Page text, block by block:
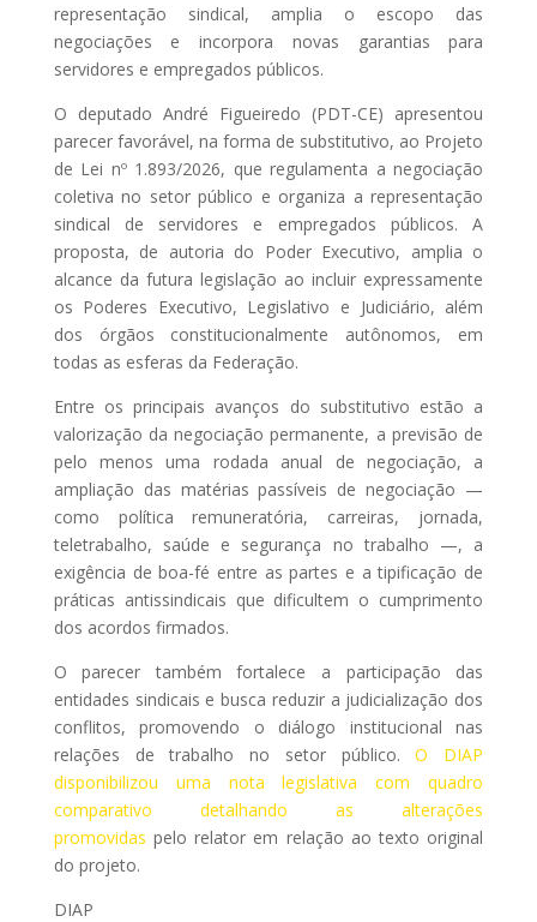
representação sindical, amplia o escopo das
negociações e incorpora novas garantias para
servidores e empregados públicos.
O deputado André Figueiredo (PDT-CE) apresentou
parecer favorável, na forma de substitutivo, ao Projeto
de Lei nº 1.893/2026, que regulamenta a negociação
coletiva no setor público e organiza a representação
sindical de servidores e empregados públicos. A
proposta, de autoria do Poder Executivo, amplia o
alcance da futura legislação ao incluir expressamente
os Poderes Executivo, Legislativo e Judiciário, além
dos órgãos constitucionalmente autônomos, em
todas as esferas da Federação.
Entre os principais avanços do substitutivo estão a
valorização da negociação permanente, a previsão de
pelo menos uma rodada anual de negociação, a
ampliação das matérias passíveis de negociação —
como política remuneratória, carreiras, jornada,
teletrabalho, saúde e segurança no trabalho —, a
exigência de boa-fé entre as partes e a tipificação de
práticas antissindicais que dificultem o cumprimento
dos acordos firmados.
O parecer também fortalece a participação das
entidades sindicais e busca reduzir a judicialização dos
conflitos, promovendo o diálogo institucional nas
relações de trabalho no setor público.O DIAP
disponibilizou uma nota legislativa com quadro
comparativo detalhando as alterações
promovidas pelo relator em relação ao texto original
do projeto.
DIAP